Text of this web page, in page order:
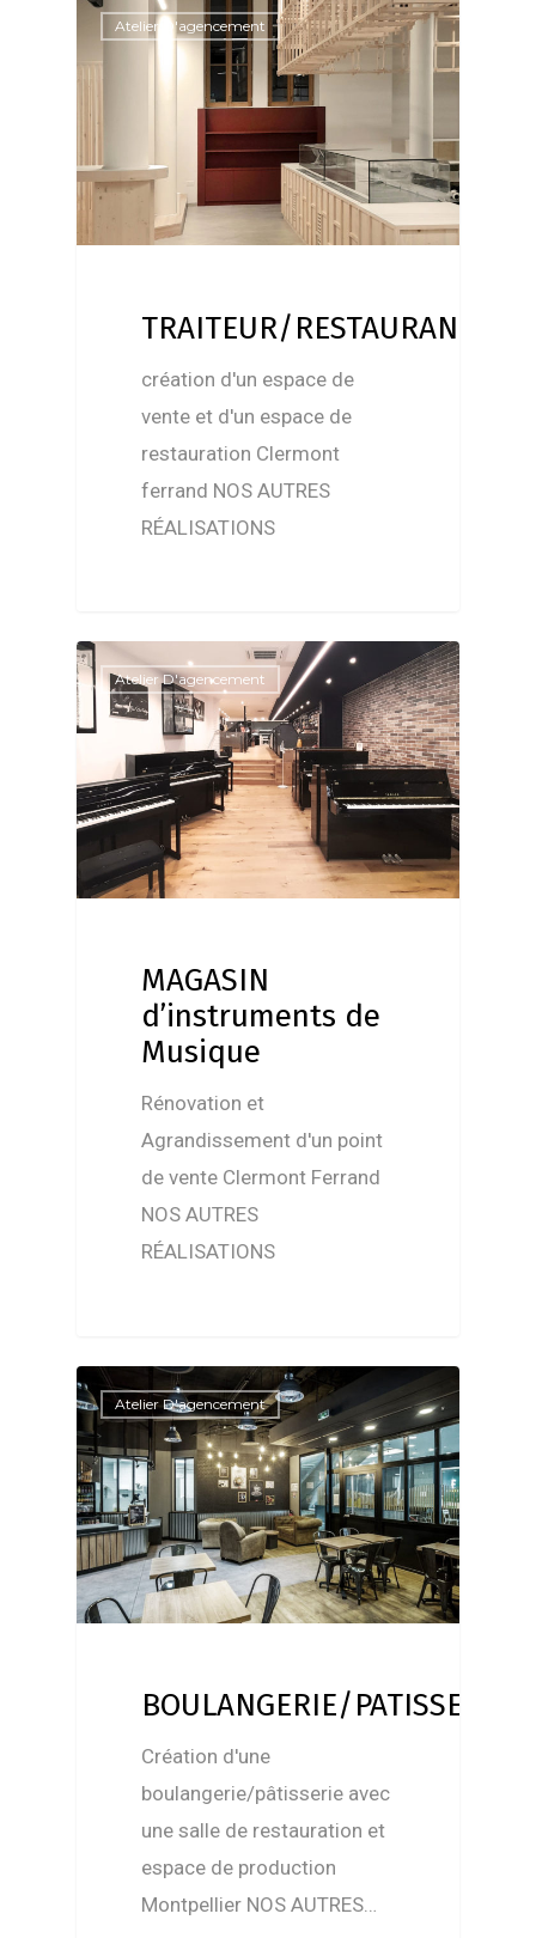
Atelier D'agencement
TRAITEUR/RESTAURANT
création d'un espace de
vente et d'un espace de
restauration Clermont
ferrand NOS AUTRES
RÉALISATIONS
Atelier D'agencement
MAGASIN
d’instruments de
Musique
Rénovation et
Agrandissement d'un point
de vente Clermont Ferrand
NOS AUTRES
RÉALISATIONS
Atelier D'agencement
BOULANGERIE/PATISSERIE
Création d'une
boulangerie/pâtisserie avec
une salle de restauration et
espace de production
Montpellier NOS AUTRES…